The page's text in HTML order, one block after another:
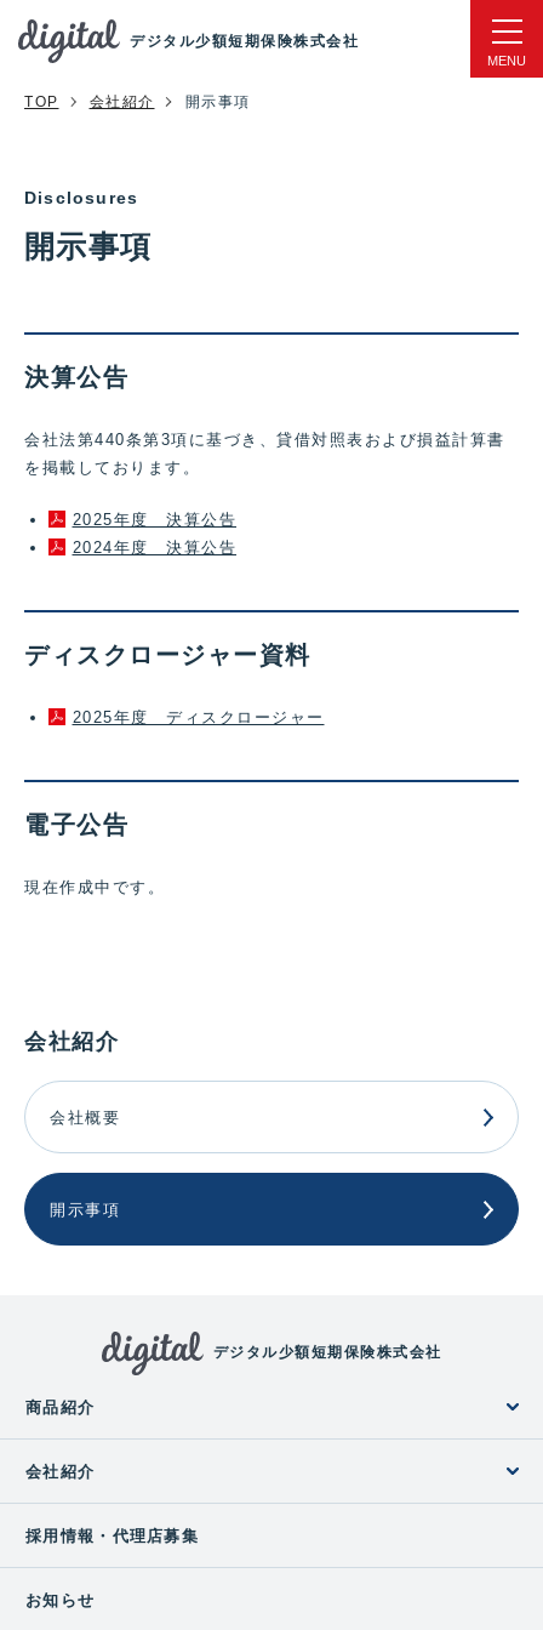
デジタル少額短期保険株式会社
TOP 会社紹介 開示事項
開示事項
決算公告
会社法第440条第3項に基づき、貸借対照表および損益計算書
を掲載しております。
2025年度 決算公告
2024年度 決算公告
ディスクロージャー資料
2025年度 ディスクロージャー
電子公告
現在作成中です。
会社紹介
会社概要
開示事項
デジタル少額短期保険株式会社
商品紹介
会社紹介
採用情報・代理店募集
お知らせ